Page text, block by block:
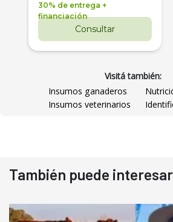
30% de entrega +
financiación
Consultar
Visitá también:
Insumos ganaderos
Insumos veterinarios
También puede